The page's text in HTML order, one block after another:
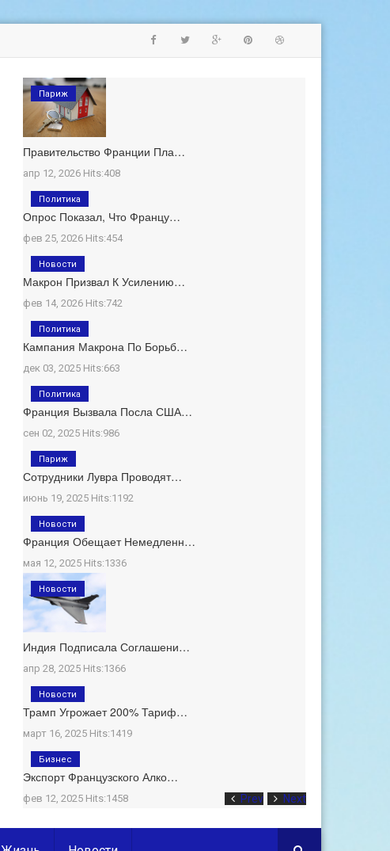
Prev Next
Правительство Франции Пла…
апр 12, 2026 Hits:408
Париж
Опрос Показал, Что Францу…
фев 25, 2026 Hits:454
Политика
Макрон Призвал К Усилению…
фев 14, 2026 Hits:742
Новости
Кампания Макрона По Борьб…
дек 03, 2025 Hits:663
Политика
Франция Вызвала Посла США…
сен 02, 2025 Hits:986
Политика
Сотрудники Лувра Проводят…
июнь 19, 2025 Hits:1192
Париж
Франция Обещает Немедленн…
мая 12, 2025 Hits:1336
Новости
Индия Подписала Соглашени…
апр 28, 2025 Hits:1366
Новости
Трамп Угрожает 200% Тариф…
март 16, 2025 Hits:1419
Новости
Экспорт Французского Алко…
фев 12, 2025 Hits:1458
Бизнес